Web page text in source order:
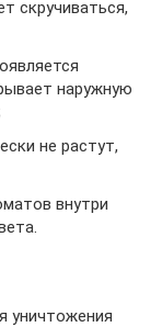
скручиваться,
наружную
не растут,
внутри
уничтожения